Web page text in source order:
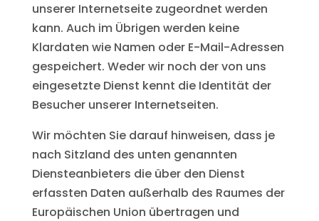
unserer Internetseite zugeordnet werden
kann. Auch im Übrigen werden keine
Klardaten wie Namen oder E-Mail-Adressen
gespeichert. Weder wir noch der von uns
eingesetzte Dienst kennt die Identität der
Besucher unserer Internetseiten.
Wir möchten Sie darauf hinweisen, dass je
nach Sitzland des unten genannten
Diensteanbieters die über den Dienst
erfassten Daten außerhalb des Raumes der
Europäischen Union übertragen und